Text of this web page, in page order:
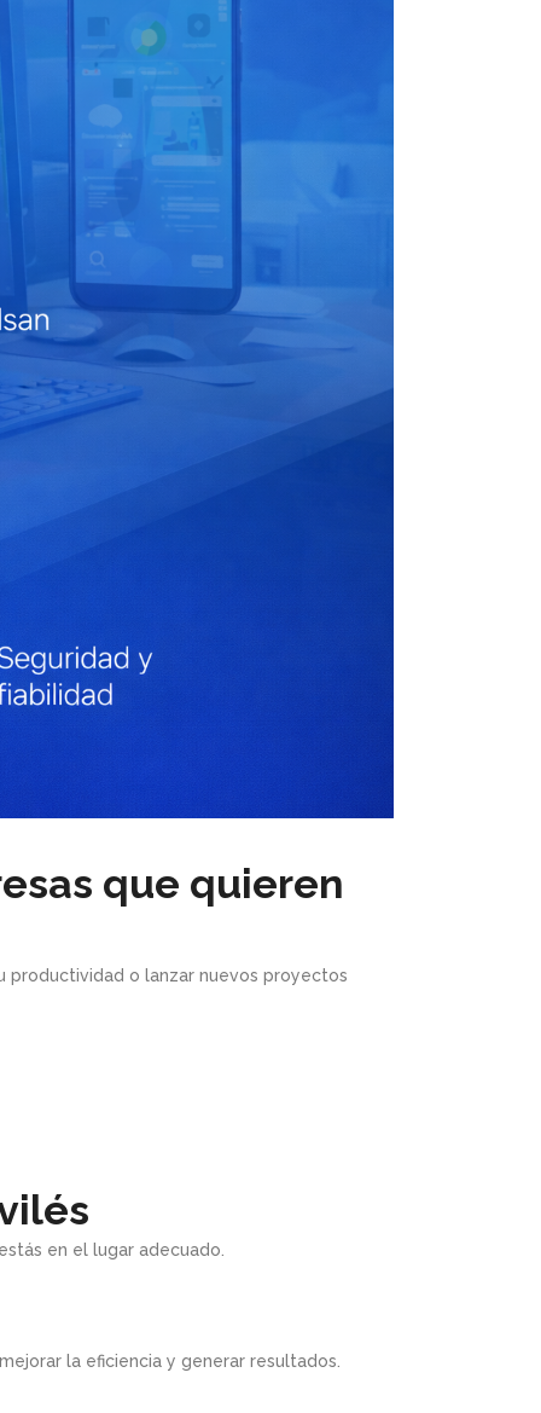
que quieren
productividad o lanzar nuevos proyectos
en el lugar adecuado.
la eficiencia y generar resultados.